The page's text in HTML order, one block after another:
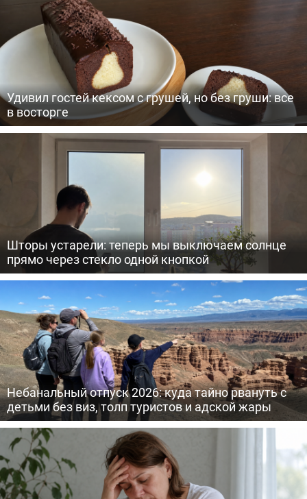
Удивил гостей кексом с грушей, но без груши: все
в восторге
Шторы устарели: теперь мы выключаем солнце
прямо через стекло одной кнопкой
Небанальный отпуск 2026: куда тайно рвануть с
детьми без виз, толп туристов и адской жары